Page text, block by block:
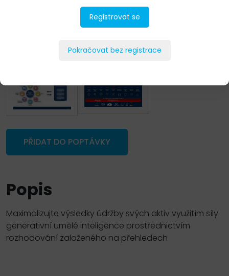
PŘIDAT DO POPTÁVKY
Popis
Maximalizujte výsledky údržby svých aktiv využitím síly
generativní umělé inteligence prostřednictvím
rozhodování založeného na přehledech
Registrovat se
Pokračovat bez registrace